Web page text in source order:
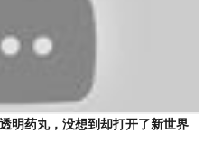
明药丸，没想到却打开了新世界